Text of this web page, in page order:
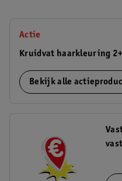
Actie
Kruidvat haarkleuring
Bekijk alle